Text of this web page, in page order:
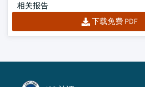
相关报告
下载免费 PDF